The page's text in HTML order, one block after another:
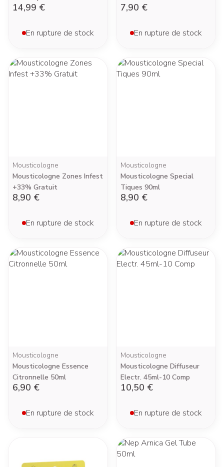
14,99 €
En rupture de stock
7,90 €
En rupture de stock
Mousticologne
Mousticologne Zones Infest
+33% Gratuit
8,90 €
En rupture de stock
Mousticologne
Mousticologne Special
Tiques 90ml
8,90 €
En rupture de stock
Mousticologne
Mousticologne Essence
Citronnelle 50ml
6,90 €
En rupture de stock
Mousticologne
Mousticologne Diffuseur
Electr. 45ml-10 Comp
10,50 €
En rupture de stock